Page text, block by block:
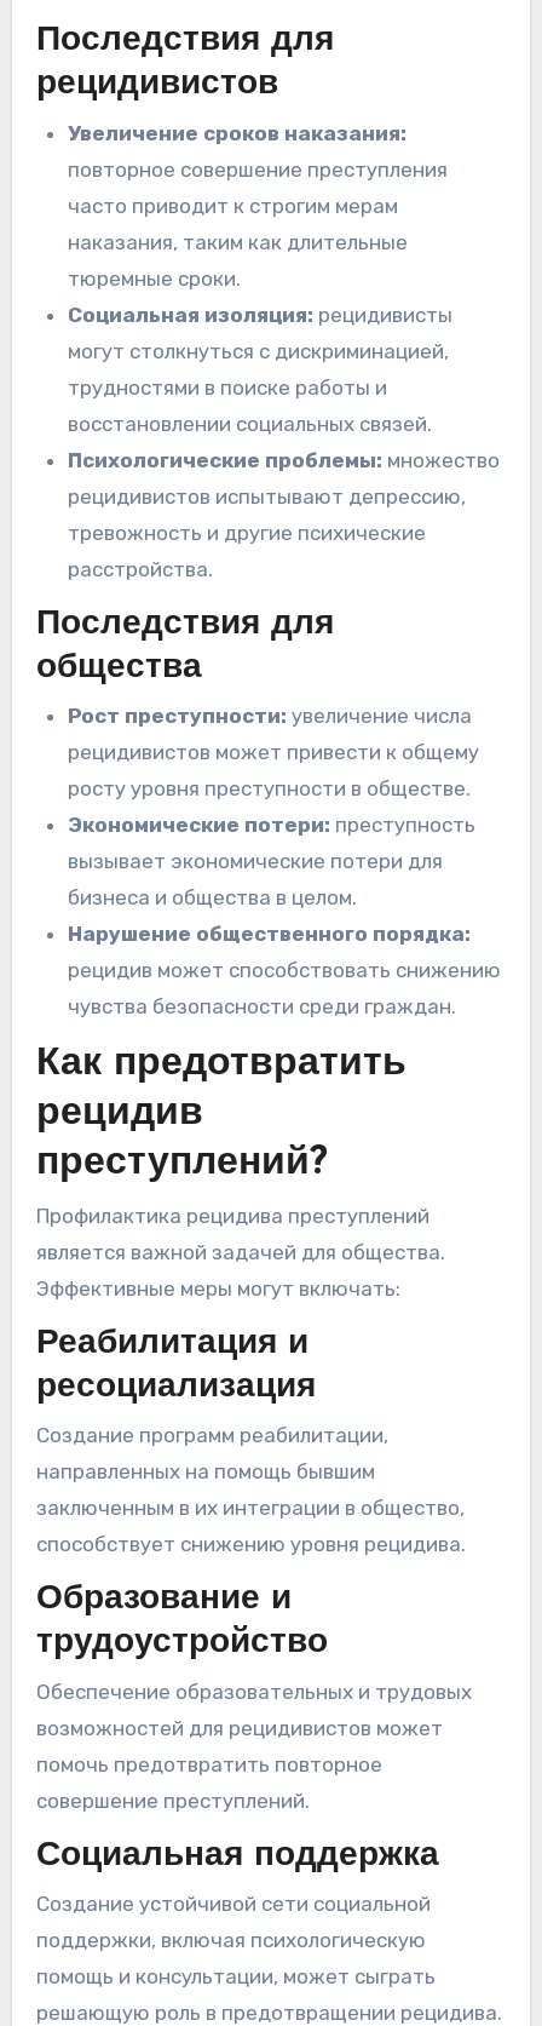
Последствия для
рецидивистов
Увеличение сроков наказания:
повторное совершение преступления
часто приводит к строгим мерам
наказания, таким как длительные
тюремные сроки.
Социальная изоляция: рецидивисты
могут столкнуться с дискриминацией,
трудностями в поиске работы и
восстановлении социальных связей.
Психологические проблемы: множество
рецидивистов испытывают депрессию,
тревожность и другие психические
расстройства.
Последствия для
общества
Рост преступности: увеличение числа
рецидивистов может привести к общему
росту уровня преступности в обществе.
Экономические потери: преступность
вызывает экономические потери для
бизнеса и общества в целом.
Нарушение общественного порядка:
рецидив может способствовать снижению
чувства безопасности среди граждан.
Как предотвратить
рецидив
преступлений?
Профилактика рецидива преступлений
является важной задачей для общества.
Эффективные меры могут включать:
Реабилитация и
ресоциализация
Создание программ реабилитации,
направленных на помощь бывшим
заключенным в их интеграции в общество,
способствует снижению уровня рецидива.
Образование и
трудоустройство
Обеспечение образовательных и трудовых
возможностей для рецидивистов может
помочь предотвратить повторное
совершение преступлений.
Социальная поддержка
Создание устойчивой сети социальной
поддержки, включая психологическую
помощь и консультации, может сыграть
решающую роль в предотвращении рецидива.